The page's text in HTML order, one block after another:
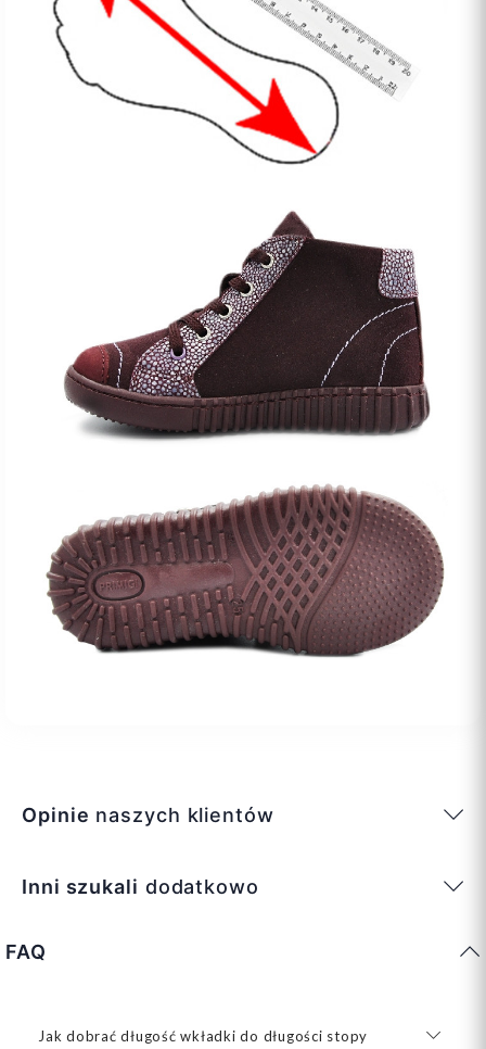
Opinie naszych klientów
Inni szukali dodatkowo
FAQ
Jak dobrać długość wkładki do długości stopy